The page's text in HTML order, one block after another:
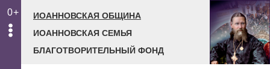
0+
ИОАННОВСКАЯ ОБЩИНА
ИОАННОВСКАЯ СЕМЬЯ
БЛАГОТВОРИТЕЛЬНЫЙ ФОНД